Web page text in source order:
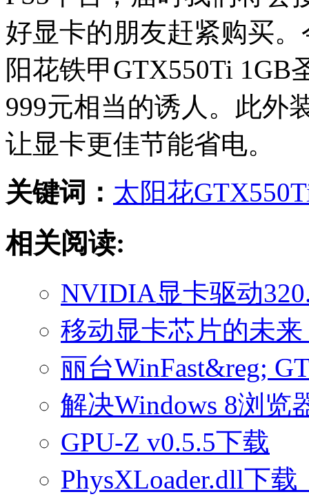
好显卡的朋友赶紧购买
阳花铁甲GTX550Ti 1GB
999元相当的诱人。此外
让显卡更佳节能省电。
关键词： 太阳花
相关阅读:
NVIDIA显卡驱动
移动显卡芯片的未
丽台WinFast&reg;
解决Windows 8浏览
GPU-Z v0.5.5下载
PhysXLoader.dll下